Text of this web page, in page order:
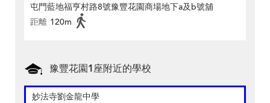
屯門藍地福亨村路8號豫豐花園商場地下a及b號舖
距離 120m
豫豐花園1座附近的學校
妙法寺劉金龍中學